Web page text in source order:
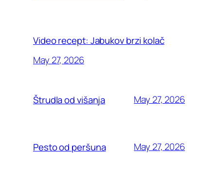
Video recept: Jabukov brzi kolač
May 27, 2026
Štrudla od višanja May 27, 2026
Pesto od peršuna May 27, 2026